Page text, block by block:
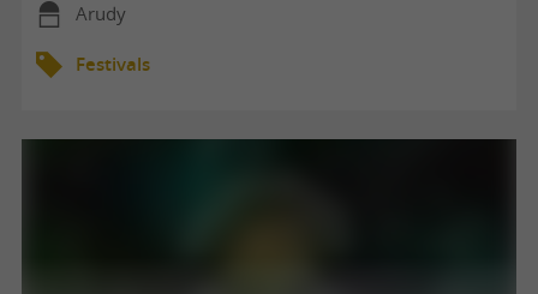
Arudy
Festivals